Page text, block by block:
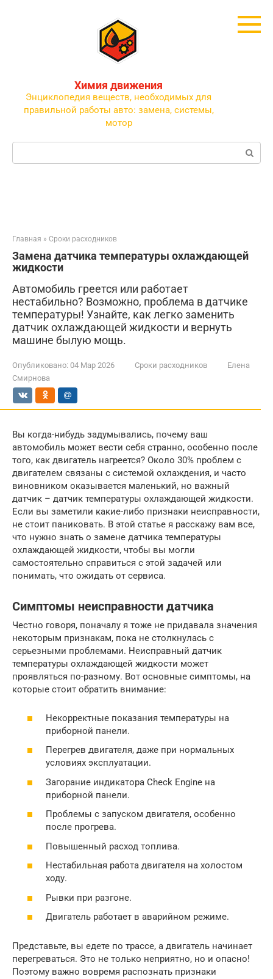
Химия движения
Энциклопедия веществ, необходимых для
правильной работы авто: замена, системы,
мотор
Поиск:
Главная » Сроки расходников
Замена датчика температуры охлаждающей
жидкости
Автомобиль греется или работает
нестабильно? Возможно, проблема в датчике
температуры! Узнайте, как легко заменить
датчик охлаждающей жидкости и вернуть
машине былую мощь.
Опубликовано: 04 Мар 2026 Сроки расходников
Елена
Смирнова
Вы когда-нибудь задумывались, почему ваш
автомобиль может вести себя странно, особенно после
того, как двигатель нагреется? Около 30% проблем с
двигателем связаны с системой охлаждения, и часто
виновником оказывается маленький, но важный
датчик – датчик температуры охлаждающей жидкости.
Если вы заметили какие-либо признаки неисправности,
не стоит паниковать. В этой статье я расскажу вам все,
что нужно знать о замене датчика температуры
охлаждающей жидкости, чтобы вы могли
самостоятельно справиться с этой задачей или
понимать, что ожидать от сервиса.
Симптомы неисправности датчика
Честно говоря, поначалу я тоже не придавала значения
некоторым признакам, пока не столкнулась с
серьезными проблемами. Неисправный датчик
температуры охлаждающей жидкости может
проявляться по-разному. Вот основные симптомы, на
которые стоит обратить внимание:
Некорректные показания температуры на
приборной панели.
Перегрев двигателя, даже при нормальных
условиях эксплуатации.
Загорание индикатора Check Engine на
приборной панели.
Проблемы с запуском двигателя, особенно
после прогрева.
Повышенный расход топлива.
Нестабильная работа двигателя на холостом
ходу.
Рывки при разгоне.
Двигатель работает в аварийном режиме.
Представьте, вы едете по трассе, а двигатель начинает
перегреваться. Это не только неприятно, но и опасно!
Поэтому важно вовремя распознать признаки